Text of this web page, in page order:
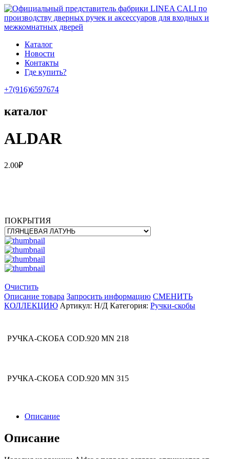
Каталог
Новости
Контакты
Где купить?
+7(916)6597674
каталог
ALDAR
2.00₽
ПОКРЫТИЯ
Очистить
Описание товара Запросить информацию СМЕНИТЬ
КОЛЛЕКЦИЮ Артикул: Н/Д Категория: Ручки-скобы
РУЧКА-СКОБА COD.920 MN 218
РУЧКА-СКОБА COD.920 MN 315
Описание
Описание